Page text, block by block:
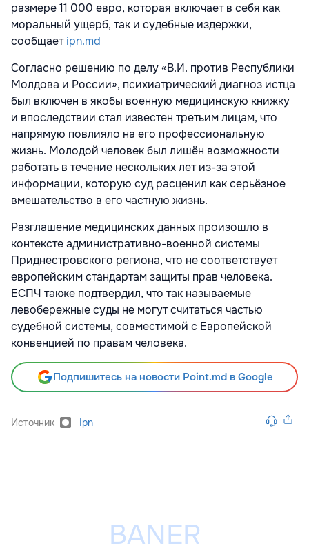
размере 11 000 евро, которая включает в себя как
моральный ущерб, так и судебные издержки,
сообщаетipn.md
Согласно решению по делу «В.И. против Республики
Молдова и России», психиатрический диагноз истца
был включен в якобы военную медицинскую книжку
и впоследствии стал известен третьим лицам, что
напрямую повлияло на его профессиональную
жизнь. Молодой человек был лишён возможности
работать в течение нескольких лет из-за этой
информации, которую суд расценил как серьёзное
вмешательство в его частную жизнь.
Разглашение медицинских данных произошло в
контексте административно-военной системы
Приднестровского региона, что не соответствует
европейским стандартам защиты прав человека.
ЕСПЧ также подтвердил, что так называемые
левобережные суды не могут считаться частью
судебной системы, совместимой с Европейской
конвенцией по правам человека.
Подпишитесь на новости Point.md в Google
Источник Ipn